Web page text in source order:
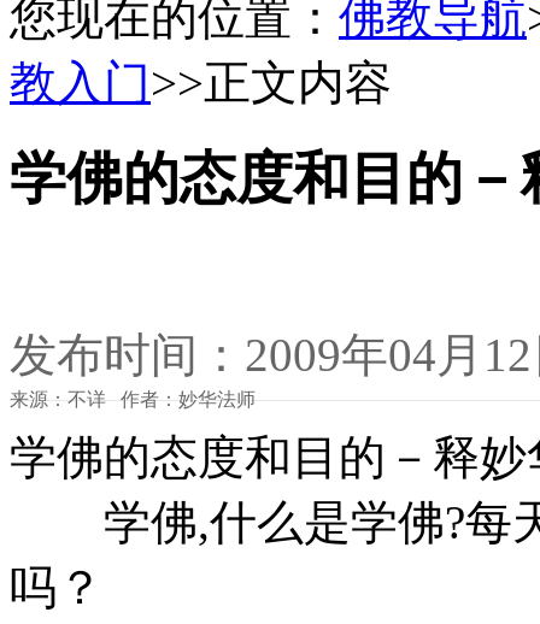
您现在的位置： 佛教导航
教入门>>正文内容
学佛的态度和目的－
发布时间：2009年04月
来源：不详 作者：妙华法师
学佛的态度和目的－释妙
学佛,什么是学佛?每
吗？